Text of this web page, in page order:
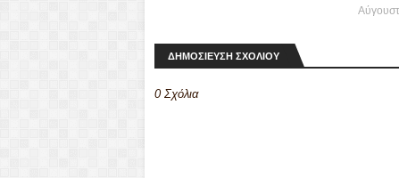
ΔΗΜΟΣΙΕΥΣΗ ΣΧΟΛΙΟΥ
0 Σχόλια